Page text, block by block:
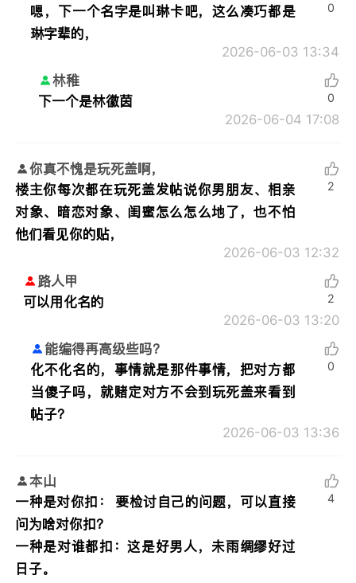
嗯，下一个名字是叫琳卡吧，这么凑巧都是
琳字辈的，
2026-06-03 13:34
0
林稚
下一个是林徽茵
2026-06-04 17:08
0
你真不愧是玩死盖啊，
楼主你每次都在玩死盖发帖说你男朋友、相亲
对象、暗恋对象、闺蜜怎么怎么地了，也不怕
他们看见你的贴，
2026-06-03 12:32
2
路人甲
可以用化名的
2026-06-03 13:20
2
能编得再高级些吗？
化不化名的，事情就是那件事情，把对方都
当傻子吗，就赌定对方不会到玩死盖来看到
帖子？
2026-06-03 13:36
0
本山
一种是对你扣： 要检讨自己的问题，可以直接
问为啥对你扣？
一种是对谁都扣：这是好男人，未雨绸缪好过
日子。
4